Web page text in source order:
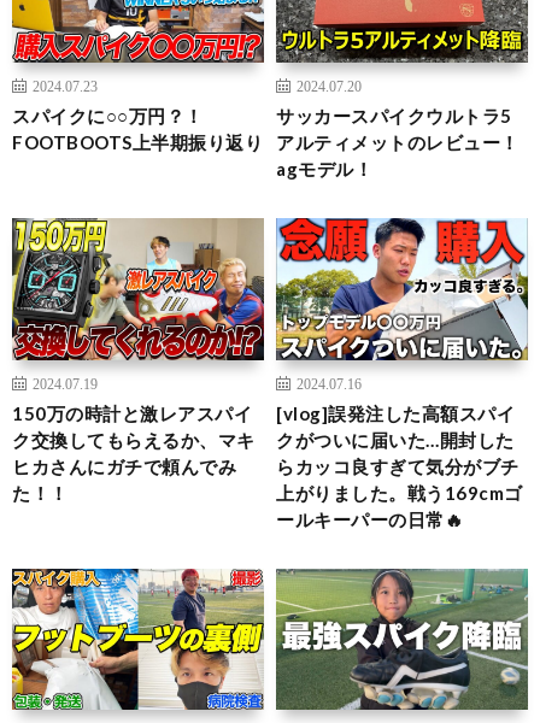
2024.07.23
スパイクに○○万円？！
FOOTBOOTS上半期振り返り
2024.07.20
サッカースパイクウルトラ5
アルティメットのレビュー！
agモデル！
2024.07.19
150万の時計と激レアスパイ
ク交換してもらえるか、マキ
ヒカさんにガチで頼んでみ
た！！
2024.07.16
[vlog]誤発注した高額スパイ
クがついに届いた…開封した
らカッコ良すぎて気分がブチ
上がりました。戦う169cmゴ
ールキーパーの日常🔥